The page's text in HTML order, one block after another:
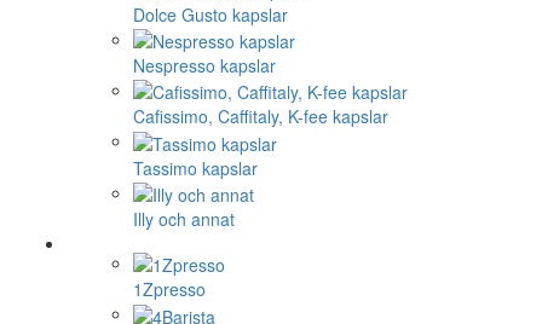
Dolce Gusto kapslar
Nespresso kapslar
Cafissimo, Caffitaly, K-fee kapslar
Tassimo kapslar
Illy och annat
1Zpresso